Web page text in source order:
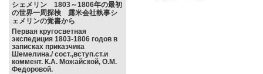
シェメリン 1803～1806年の最初
の世界一周探検 露米会社執事シ
ェメリンの覚書から
Первая кругосветная
экспедиция 1803-1806 годов в
записках приказчика
Шемелина./ сост.,вступ.ст.и
коммент. К.А. Можайской, О.М.
Федоровой.